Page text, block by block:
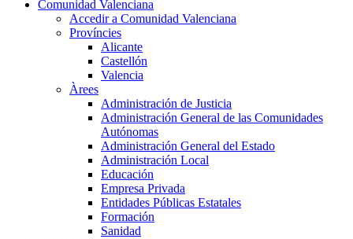
Comunidad Valenciana
Accedir a Comunidad Valenciana
Províncies
Alicante
Castellón
Valencia
Àrees
Administración de Justicia
Administración General de las Comunidades
Autónomas
Administración General del Estado
Administración Local
Educación
Empresa Privada
Entidades Públicas Estatales
Formación
Sanidad